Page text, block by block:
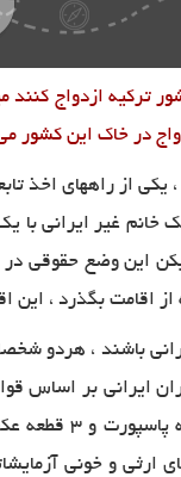
ترکیه ازدواج
در خاک این کشور
یکی از راههای اخذ
غیر ایرانی با
این وضع حقوقی
اقامت بگذرد ، این
باشند ، هردو
ایرانی بر اساس
برگ تجرد
ارثی و خونی